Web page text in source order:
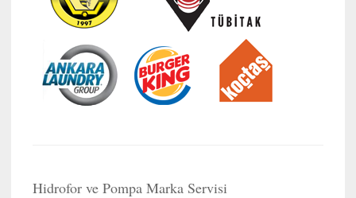
Hidrofor ve Pompa Marka Servisi